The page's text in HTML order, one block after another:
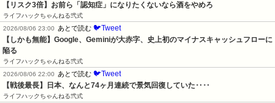
【リスク3倍】お前ら「認知症」になりたくないなら酒をやめろ
ライフハックちゃんねる弐式
2026/08/06 23:00
あとで読む 🐦Tweet
【しかも無能】Google、Geminiが大赤字、史上初のマイナスキャッシュフローに
陥る
ライフハックちゃんねる弐式
2026/08/06 22:00
あとで読む 🐦Tweet
【戦後最長】日本、なんと74ヶ月連続で景気回復していた‥‥
ライフハックちゃんねる弐式